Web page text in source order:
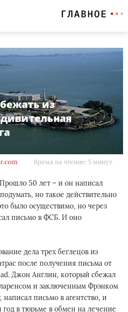
из
Время на чтение: 5 минут
50 лет – и он написал
но такое действительно
было осуществимо, но через
письмо в ФСБ. И оно
дела трех беглецов из
после получения письма от
Джон Англин, который сбежал
и заключенным Фрэнком
письмо в агентство, и
в тюрьме в обмен на лечение